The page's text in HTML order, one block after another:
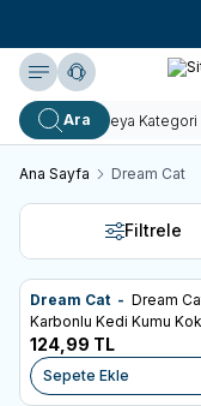
Yardım
Ara
Ana Sayfa Dream Cat
Filtrele
Favorilere Ekle
Dream Cat - Dream
Karbonlu Kedi Kumu
Giderici 200gr
124,99 TL
Sepete Ekle